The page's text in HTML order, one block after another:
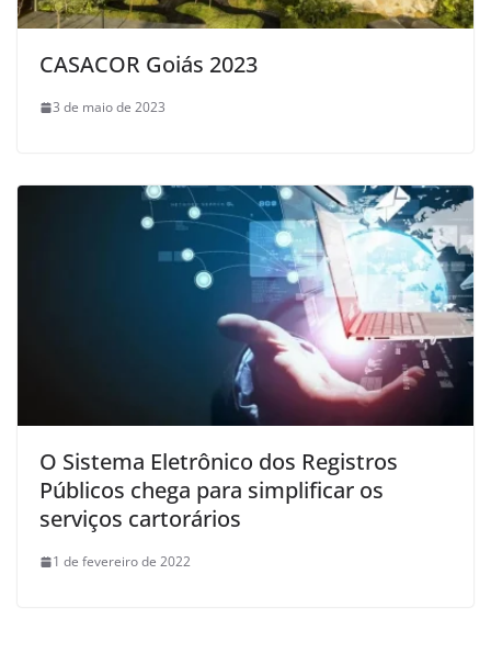
CASACOR Goiás 2023
3 de maio de 2023
O Sistema Eletrônico dos Registros
Públicos chega para simplificar os
serviços cartorários
1 de fevereiro de 2022